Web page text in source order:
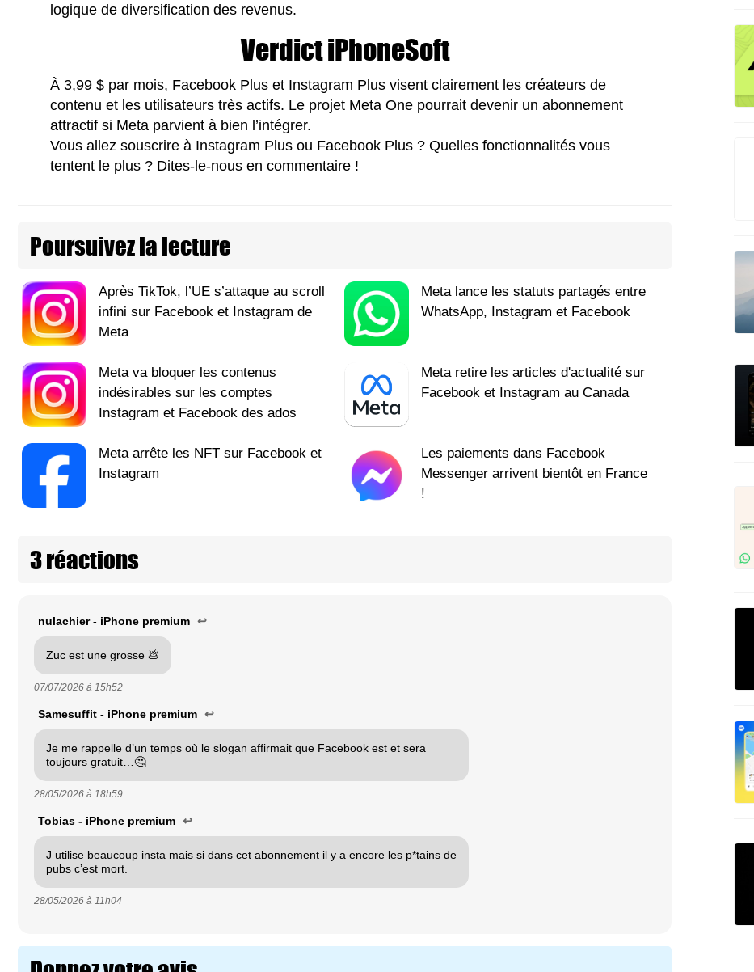
logique de diversification des revenus.
Verdict iPhoneSoft
À 3,99 $ par mois, Facebook Plus et Instagram Plus visent clairement les créateurs de
contenu et les utilisateurs très actifs. Le projet Meta One pourrait devenir un abonnement
attractif si Meta parvient à bien l’intégrer.
Vous allez souscrire à Instagram Plus ou Facebook Plus ? Quelles fonctionnalités vous
tentent le plus ? Dites-le-nous en commentaire !
Poursuivez la lecture
Après TikTok, l’UE s’attaque au scroll
infini sur Facebook et Instagram de
Meta
Meta lance les statuts partagés entre
WhatsApp, Instagram et Facebook
Meta va bloquer les contenus
indésirables sur les comptes
Instagram et Facebook des ados
Meta retire les articles d'actualité sur
Facebook et Instagram au Canada
Meta arrête les NFT sur Facebook et
Instagram
Les paiements dans Facebook
Messenger arrivent bientôt en France
!
3 réactions
nulachier - iPhone premium ↩
Zuc est une grosse 💩
07/07/2026 à 15h52
Samesuffit - iPhone premium ↩
Je me rappelle d’un temps où le slogan affirmait que Facebook est et sera
toujours gratuit…🤔
28/05/2026 à 18h59
Tobias - iPhone premium ↩
J utilise beaucoup insta mais si dans cet abonnement il y a encore les p*tains de
pubs c’est mort.
28/05/2026 à 11h04